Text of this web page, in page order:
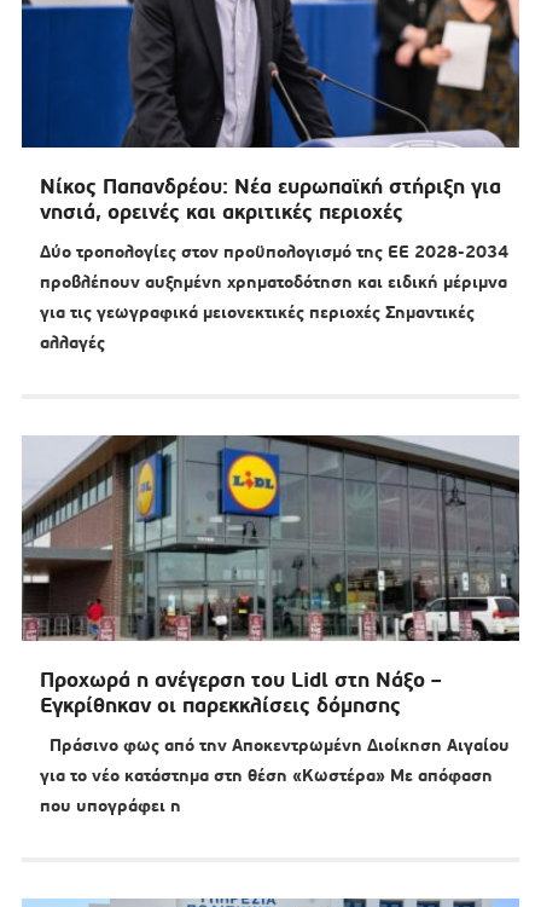
Νίκος Παπανδρέου: Νέα ευρωπαϊκή στήριξη για
νησιά, ορεινές και ακριτικές περιοχές
Δύο τροπολογίες στον προϋπολογισμό της ΕΕ 2028-2034
προβλέπουν αυξημένη χρηματοδότηση και ειδική μέριμνα
για τις γεωγραφικά μειονεκτικές περιοχές Σημαντικές
αλλαγές
Προχωρά η ανέγερση του Lidl στη Νάξο –
Εγκρίθηκαν οι παρεκκλίσεις δόμησης
Πράσινο φως από την Αποκεντρωμένη Διοίκηση Αιγαίου
για το νέο κατάστημα στη θέση «Κωστέρα» Με απόφαση
που υπογράφει η